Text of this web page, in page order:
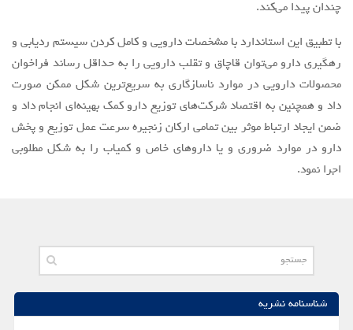
چندان پیدا می‌کند.
با تطبیق این استاندارد با مشخصات دارویی و کامل کردن سیستم ردیابی و
رهگیری دارو می‌توان قاچاق و تقلب دارویی را به حداقل رساند فراخوان
محصولات دارویی در موارد ناسازگاری به سریع‌ترین شکل ممکن صورت
داد و همچنین به اقتصاد شرکت‌های توزیع دارو کمک بهینه‌ای انجام داد و
ضمن ایجاد ارتباط موثر بین تمامی ارکان زنجیره سرعت عمل توزیع و پخش
دارو در موارد ضروری و یا داروهای خاص و کمیاب را به شکل مطلوبی
اجرا نمود.
شناسنامه نشریه